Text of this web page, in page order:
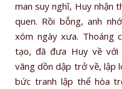
man suy nghĩ, Huy nhận
quen. Rồi bỗng, anh
xóm ngày xưa. Thoáng
tạo, đã đưa Huy về với
vãng dồn dập trở về, lập
bức tranh lập thể hòa